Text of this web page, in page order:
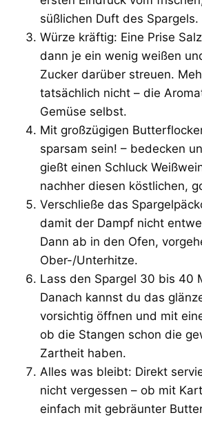
süßlichen Duft des Spargels.
Würze kräftig: Eine Prise
dann je ein wenig weißen
Zucker darüber streuen.
tatsächlich nicht – die
Gemüse selbst.
Mit großzügigen
sparsam sein! – bedecken
gießt einen Schluck
nachher diesen köstlichen,
Verschließe das
damit der Dampf nicht
Dann ab in den Ofen,
Ober-/Unterhitze.
Lass den Spargel 30 bis 40
Danach kannst du das
vorsichtig öffnen und mit
ob die Stangen schon die
Zartheit haben.
Alles was bleibt: Direkt
nicht vergessen – ob mit
einfach mit gebräunter